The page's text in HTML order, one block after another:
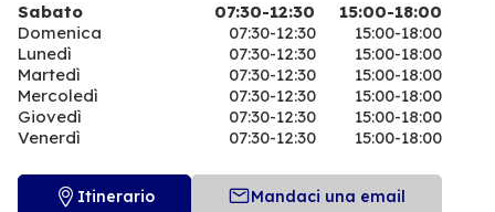
Sabato
07:30-12:30
15:00-18:00
Domenica
07:30-12:30
15:00-18:00
Lunedì
07:30-12:30
15:00-18:00
Martedì
07:30-12:30
15:00-18:00
Mercoledì
07:30-12:30
15:00-18:00
Giovedì
07:30-12:30
15:00-18:00
Venerdì
07:30-12:30 15:00-18:00
Itinerario Mandaci una email